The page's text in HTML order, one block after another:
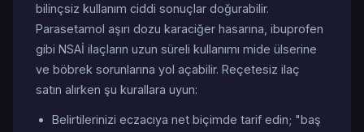
bilinçsiz kullanım ciddi sonuçlar doğurabilir.
Parasetamol aşırı dozu karaciğer hasarına, ibuprofen
gibi NSAİ ilaçların uzun süreli kullanımı mide ülserine
ve böbrek sorunlarına yol açabilir. Reçetesiz ilaç
satın alırken şu kurallara uyun:
Belirtilerinizi eczacıya net biçimde tarif edin; "baş